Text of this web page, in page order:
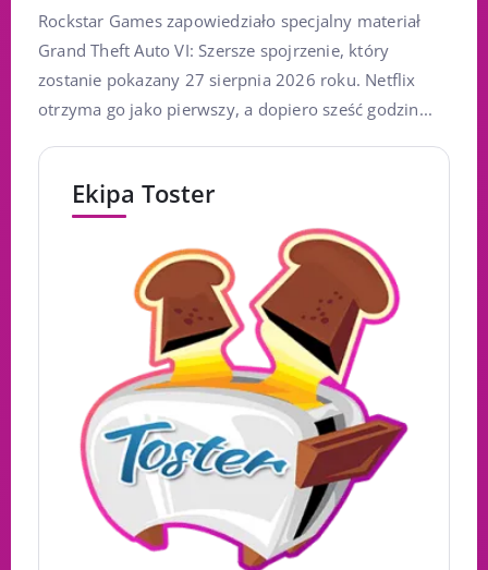
Rockstar Games zapowiedziało specjalny materiał
Grand Theft Auto VI: Szersze spojrzenie, który
zostanie pokazany 27 sierpnia 2026 roku. Netflix
otrzyma go jako pierwszy, a dopiero sześć godzin...
Ekipa Toster